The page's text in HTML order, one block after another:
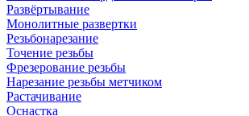
Развёртывание
Монолитные развертки
Резьбонарезание
Точение резьбы
Фрезерование резьбы
Нарезание резьбы метчиком
Растачивание
Оснастка